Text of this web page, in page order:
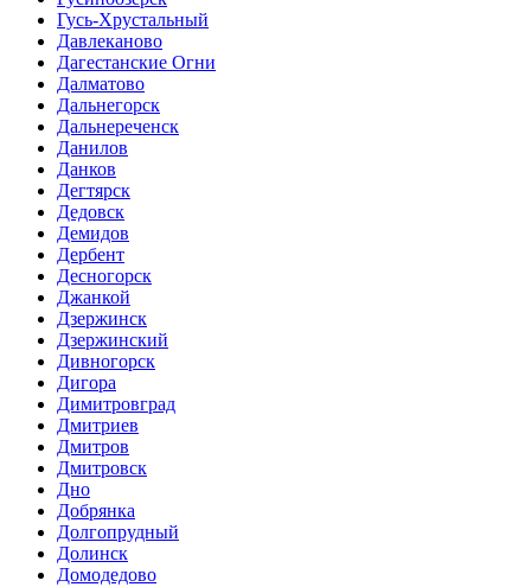
Гусь-Хрустальный
Давлеканово
Дагестанские Огни
Далматово
Дальнегорск
Дальнереченск
Данилов
Данков
Дегтярск
Дедовск
Демидов
Дербент
Десногорск
Джанкой
Дзержинск
Дзержинский
Дивногорск
Дигора
Димитровград
Дмитриев
Дмитров
Дмитровск
Дно
Добрянка
Долгопрудный
Долинск
Домодедово